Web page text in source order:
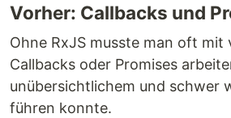
Vorher: Callbacks und
Ohne RxJS musste man oft mit
Callbacks oder Promises
unübersichtlichem und schwer
führen konnte.